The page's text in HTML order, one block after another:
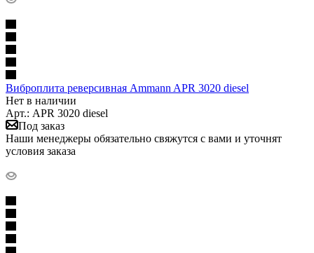
Виброплита реверсивная Ammann APR 3020 diesel
Нет в наличии
Арт.: APR 3020 diesel
Под заказ
Наши менеджеры обязательно свяжутся с вами и уточнят
условия заказа